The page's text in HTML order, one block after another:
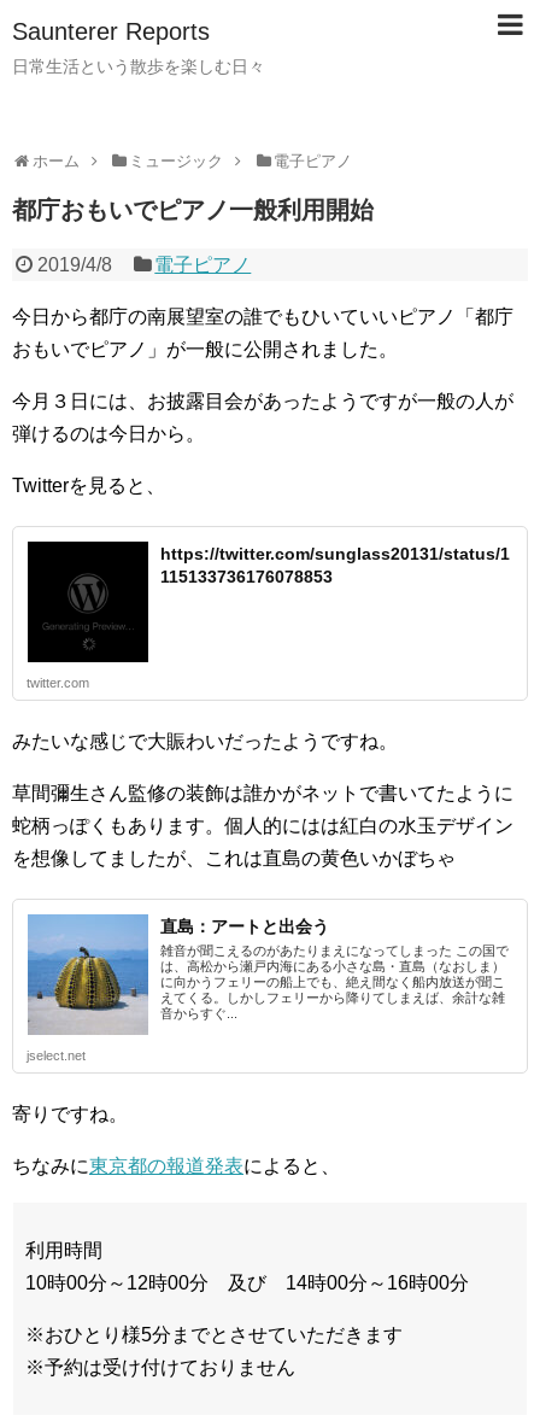
Saunterer Reports
日常生活という散歩を楽しむ日々
ホーム ミュージック 電子ピアノ
都庁おもいでピアノ一般利用開始
2019/4/8 電子ピアノ
今日から都庁の南展望室の誰でもひいていいピアノ「都庁
おもいでピアノ」が一般に公開されました。
今月３日には、お披露目会があったようですが一般の人が
弾けるのは今日から。
Twitterを見ると、
https://twitter.com/sunglass20131/status/1
115133736176078853
twitter.com
みたいな感じで大賑わいだったようですね。
草間彌生さん監修の装飾は誰かがネットで書いてたように
蛇柄っぽくもあります。個人的にはは紅白の水玉デザイン
を想像してましたが、これは直島の黄色いかぼちゃ
直島：アートと出会う
雑音が聞こえるのがあたりまえになってしまった この国で
は、高松から瀬戸内海にある小さな島・直島（なおしま）
に向かうフェリーの船上でも、絶え間なく船内放送が聞こ
えてくる。しかしフェリーから降りてしまえば、余計な雑
音からすぐ...
jselect.net
寄りですね。
ちなみに東京都の報道発表によると、
利用時間
10時00分～12時00分 及び 14時00分～16時00分
※おひとり様5分までとさせていただきます
※予約は受け付けておりません